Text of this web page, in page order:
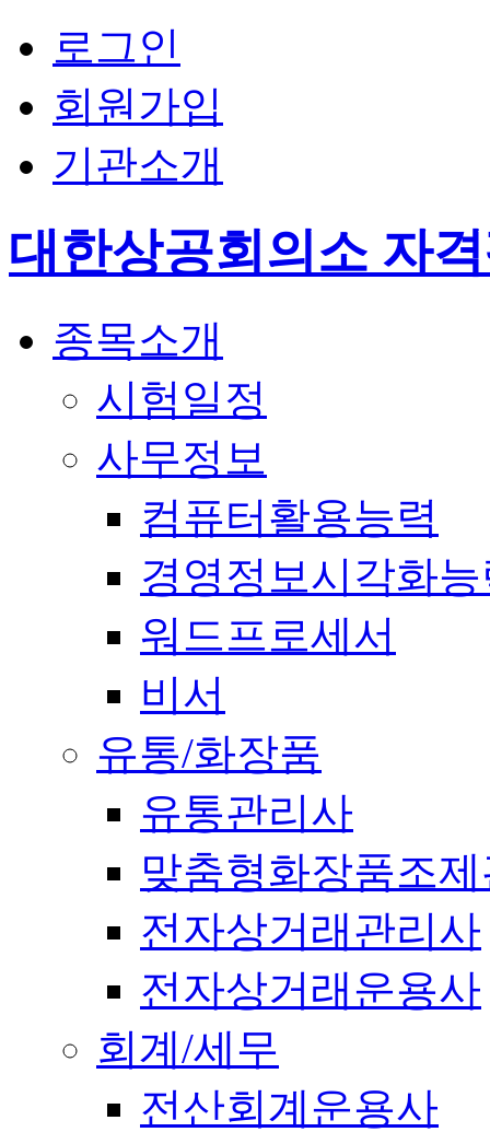
로그인
회원가입
기관소개
대한상공회의소 자
종목소개
시험일정
사무정보
컴퓨터활용능력
경영정보시각화
워드프로세서
비서
유통/화장품
유통관리사
맞춤형화장품조
전자상거래관리사
전자상거래운용사
회계/세무
전산회계운용사